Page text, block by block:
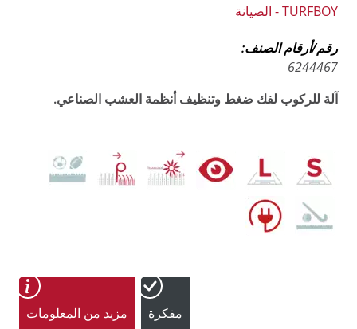
TURFBOY - الصيانة
رقم/أرقام الصنف:
6244467
آلة للركوب لفك ضغط وتنظيف أنظمة العشب الصناعي.
مفكرة مزيد من المعلومات